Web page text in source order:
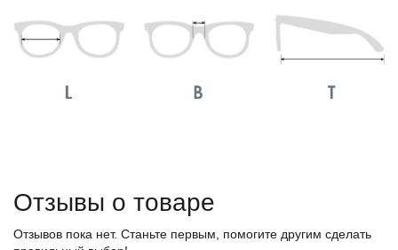
Отзывы о товаре
Отзывов пока нет. Станьте первым, помогите другим сделать